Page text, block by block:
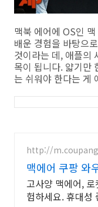
맥북 에어에 OS인
배운 경험을 바탕으
것이라는 데, 애플의
목이 됩니다. 얇기만
는 쉬워야 한다는 게
http://
맥에어 쿠팡 와
고사양 맥에어,
험하세요. 휴대성